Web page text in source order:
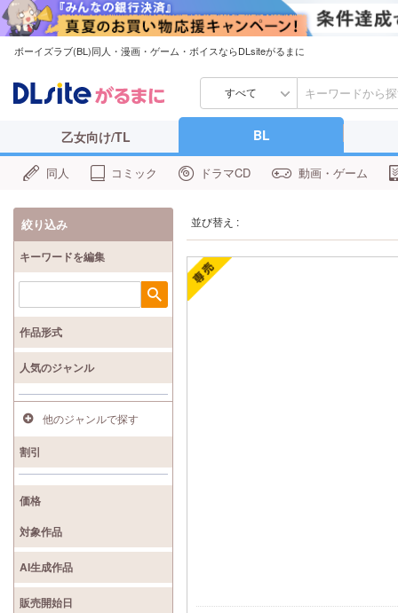
ボーイズラブ(BL)同人・漫画・ゲーム・ボイスならDLsiteがるまに
すべて
乙女向け/TL BL
同人 コミック ドラマCD 動画・ゲーム
並び替え :
絞り込み
キーワードを編集
検索
作品形式
人気のジャンル
他のジャンルで探す
割引
価格
対象作品
AI生成作品
販売開始日